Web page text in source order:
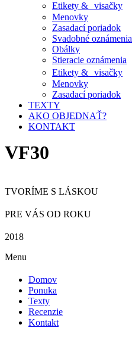
Etikety & visačky
Menovky
Zasadací poriadok
Svadobné oznámenia
Obálky
Stieracie oznámenia
Etikety & visačky
Menovky
Zasadací poriadok
TEXTY
AKO OBJEDNAŤ?
KONTAKT
VF30
TVORÍME S LÁSKOU
PRE VÁS OD ROKU
2018
Menu
Domov
Ponuka
Texty
Recenzie
Kontakt